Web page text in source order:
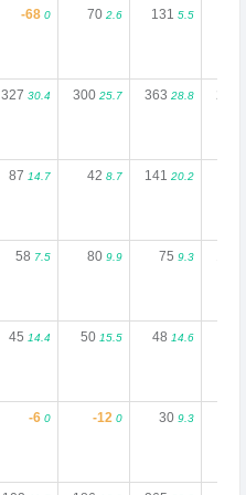
-68 0 70 2.6 131 5.5
327 30.4 300 25.7 363 28.8 278
87 14.7 42 8.7 141 20.2
58 7.5 80 9.9 75 9.3
45 14.4 50 15.5 48 14.6
-6 0 -12 0 30 9.3